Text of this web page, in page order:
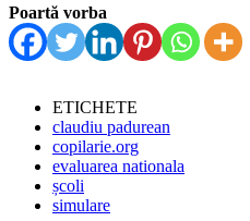
Poartă vorba
ETICHETE
claudiu padurean
copilarie.org
evaluarea nationala
școli
simulare